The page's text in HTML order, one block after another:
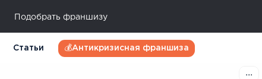
Подобрать франшизу
Статьи 💰Антикризисная франшиза